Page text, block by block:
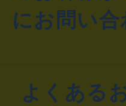
にお問い
よくある